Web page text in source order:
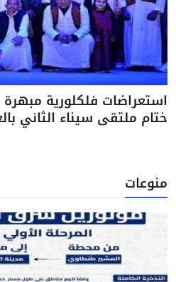
استعراضات فلكلورية
ختام ملتقى سيناء الثاني
منوعات